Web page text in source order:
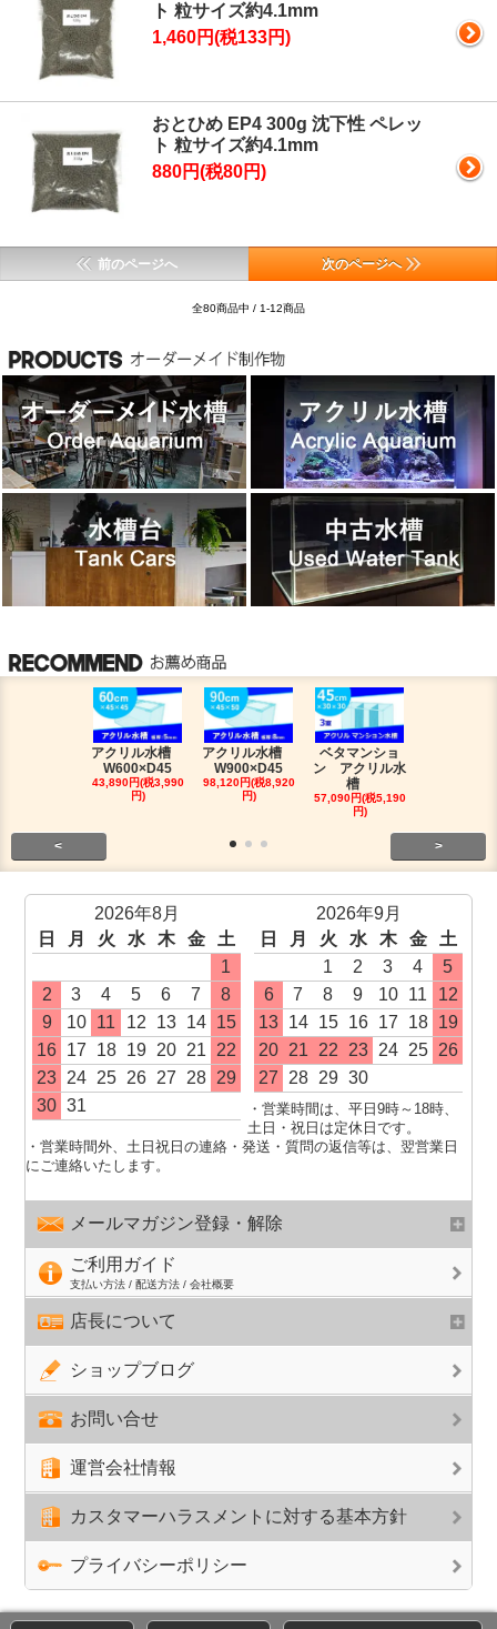
ト 粒サイズ約4.1mm
1,460円(税133円)
おとひめ EP4 300g 沈下性 ペレッ
ト 粒サイズ約4.1mm
880円(税80円)
前のページへ 次のページへ
全80商品中 / 1-12商品
アクリル水槽
W600×D45
43,890円(税3,990
円)
アクリル水槽
W900×D45
98,120円(税8,920
円)
ベタマンショ
ン アクリル水
槽
57,090円(税5,190
円)
< >
2026年8月
日
月 火 水 木 金
土
1
2
3 4 5 6 7
8
9
10 11 12 13 14 15
16 17 18 19 20 21
22
23 24 25 26 27 28 29
30 31
2026年9月
日
月 火 水 木 金
土
1
2 3 4
5
6
7 8 9 10 11
12
13 14 15 16 17 18 19
20 21 22 23 24 25 26
27
28 29 30
・営業時間は、平日9時～18時、
土日・祝日は定休日です。
・営業時間外、土日祝日の連絡・発送・質問の返信等は、翌営業日
にご連絡いたします。
メールマガジン登録・解除
ご利用ガイド
支払い方法 / 配送方法 / 会社概要
店長について
ショップブログ
お問い合せ
運営会社情報
カスタマーハラスメントに対する基本方針
プライバシーポリシー